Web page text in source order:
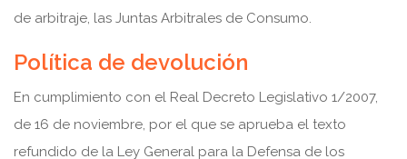
de arbitraje, las Juntas Arbitrales de Consumo.
Política de devolución
En cumplimiento con el Real Decreto Legislativo 1/2007,
de 16 de noviembre, por el que se aprueba el texto
refundido de la Ley General para la Defensa de los